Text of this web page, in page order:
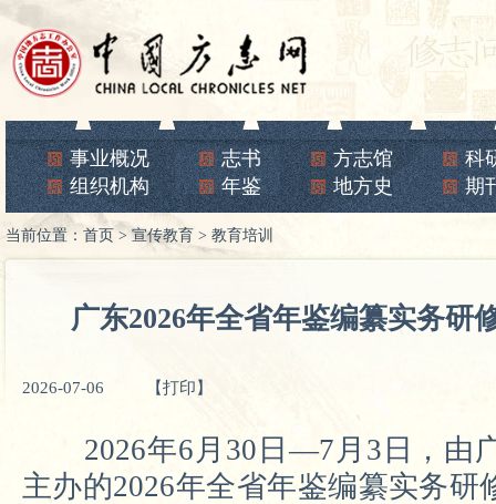
事业概况 志书 方志馆
科
组织机构
年鉴 地方史 期
当前位置： 首页 > 宣传教育 > 教育培训
广东2026年全省年鉴编纂实务研
2026-07-06 【打印】
2026年6月30日—7月3日，由
主办的2026年全省年鉴编纂实务研